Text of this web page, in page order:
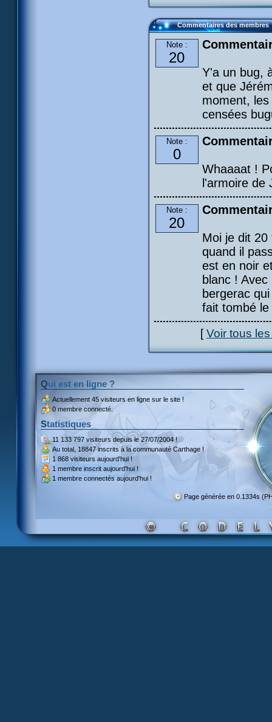
Commentaires des membres
Note :
20
Y'a un bug,
et que
moment,
censées
Note :
0
Whaaaat !
l'armoire de
Note :
20
Moi je dit
quand il
est en noir
blanc !
bergerac
fait tombé
[Voir tous
Qui est en ligne ?
Actuellement 45 visiteurs en ligne sur le site !
0 membre connecté.
Statistiques
11 133 797 visiteursdepuis le 27/07/2004 !
Au total, 18847 inscritsà la communauté Carthage !
1 868 visiteurs aujourd'hui !
1 membre inscrit aujourd'hui !
1 membre connectés aujourd'hui !
Page générée en 0.1334s